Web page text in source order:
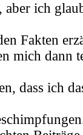
ich
Fakten
mich dann
dass ich